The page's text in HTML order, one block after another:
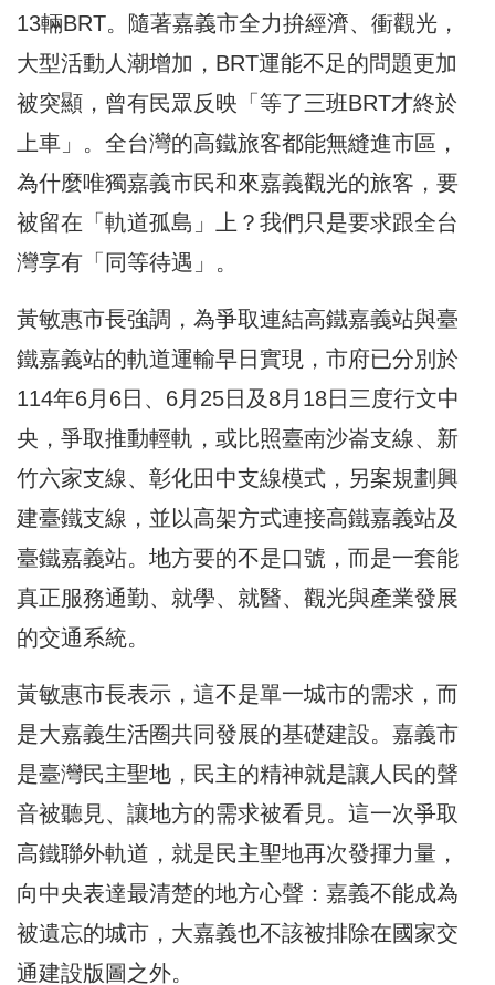
13輛BRT。隨著嘉義市全力拚經濟、衝觀光，
大型活動人潮增加，BRT運能不足的問題更加
被突顯，曾有民眾反映「等了三班BRT才終於
上車」。全台灣的高鐵旅客都能無縫進市區，
為什麼唯獨嘉義市民和來嘉義觀光的旅客，要
被留在「軌道孤島」上？我們只是要求跟全台
灣享有「同等待遇」。
黃敏惠市長強調，為爭取連結高鐵嘉義站與臺
鐵嘉義站的軌道運輸早日實現，市府已分別於
114年6月6日、6月25日及8月18日三度行文中
央，爭取推動輕軌，或比照臺南沙崙支線、新
竹六家支線、彰化田中支線模式，另案規劃興
建臺鐵支線，並以高架方式連接高鐵嘉義站及
臺鐵嘉義站。地方要的不是口號，而是一套能
真正服務通勤、就學、就醫、觀光與產業發展
的交通系統。
黃敏惠市長表示，這不是單一城市的需求，而
是大嘉義生活圈共同發展的基礎建設。嘉義市
是臺灣民主聖地，民主的精神就是讓人民的聲
音被聽見、讓地方的需求被看見。這一次爭取
高鐵聯外軌道，就是民主聖地再次發揮力量，
向中央表達最清楚的地方心聲：嘉義不能成為
被遺忘的城市，大嘉義也不該被排除在國家交
通建設版圖之外。